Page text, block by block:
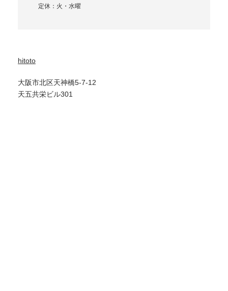
定休：火・水曜
hitoto
大阪市北区天神橋5-7-12
天五共栄ビル301